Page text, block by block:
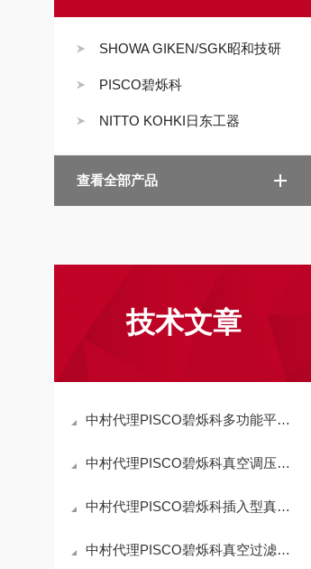
SHOWA GIKEN/SGK昭和技研
PISCO碧烁科
NITTO KOHKI日东工器
查看全部产品
技术文章
中村代理PISCO碧烁科多功能平行式气爪致动器CHB08-D特点
中村代理PISCO碧烁科真空调压阀弯头A型RVZ6A的使用方法
中村代理PISCO碧烁科插入型真空过滤器VFJ33M的工作原理
中村代理PISCO碧烁科真空过滤器VFB20-6-6的特点